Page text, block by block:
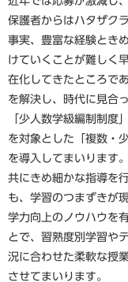
保護者からはハタザク
事実、豊富な経験とき
けていくことが難しく
在化してきたところで
を解決し、時代に見合
「少人数学級編制制度
を対象とした「複数・
を導入してまいります
共にきめ細かな指導を
も、学習のつまずきが
学力向上のノウハウを
とで、習熟度別学習や
況に合わせた柔軟な授
させてまいります。